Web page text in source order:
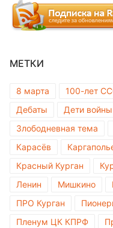
МЕТКИ
8 марта 100-лет
Дебаты
Дети войны
Злободневная тема
Карасёв
Красный Курган
Ленин
Мишкино
ПРО Курган
Пленум ЦК КПРФ